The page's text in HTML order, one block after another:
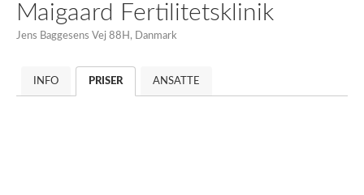
Maigaard Fertilitetsklinik
Jens Baggesens Vej 88H, Danmark
INFO PRISER ANSATTE